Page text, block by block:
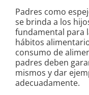
Padres como
se brinda a los
fundamental para
hábitos
consumo de
padres deben
mismos y dar
adecuadamente.